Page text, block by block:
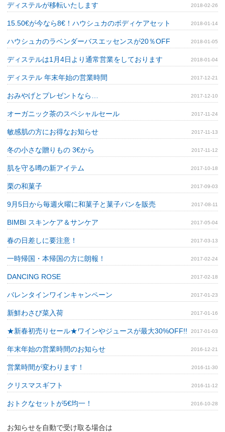
ディステルが移転いたします 2018-02-26
15.50€が今なら8€！ハウシュカのボディケアセット 2018-01-14
ハウシュカのラベンダーバスエッセンスが20％OFF 2018-01-05
ディステルは1月4日より通常営業をしております 2018-01-04
ディステル 年末年始の営業時間 2017-12-21
おみやげとプレゼントなら… 2017-12-10
オーガニック茶のスペシャルセール 2017-11-24
敏感肌の方にお得なお知らせ 2017-11-13
冬の小さな贈りもの 3€から 2017-11-12
肌を守る噂の新アイテム 2017-10-18
栗の和菓子 2017-09-03
9月5日から毎週火曜に和菓子と菓子パンを販売 2017-08-11
BIMBI スキンケア＆サンケア 2017-05-04
春の日差しに要注意！ 2017-03-13
一時帰国・本帰国の方に朗報！ 2017-02-24
DANCING ROSE 2017-02-18
バレンタインワインキャンペーン 2017-01-23
新鮮わさび菜入荷 2017-01-16
★新春初売りセール★ワインやジュースが最大30%OFF!! 2017-01-03
年末年始の営業時間のお知らせ 2016-12-21
営業時間が変わります！ 2016-11-30
クリスマスギフト 2016-11-12
おトクなセットが5€均一！ 2016-10-28
お知らせを自動で受け取る場合は